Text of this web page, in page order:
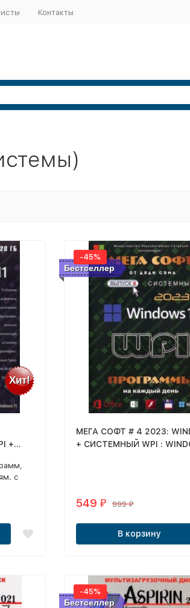
Контакты
Хит!
+
с
Бестселлер
-45%
МЕГА СОФТ # 4 2023:
+ СИСТЕМНЫЙ WPI :
549 ₽ 999₽
В корзину
Бестселлер
-45%